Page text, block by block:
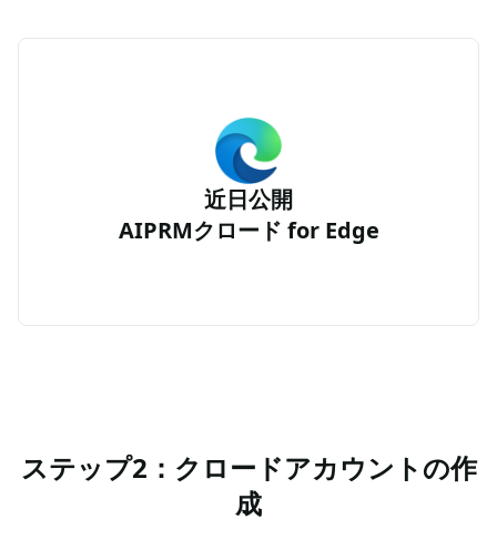
近日公開
AIPRMクロード for Edge
ステップ2：クロードアカウントの作
成